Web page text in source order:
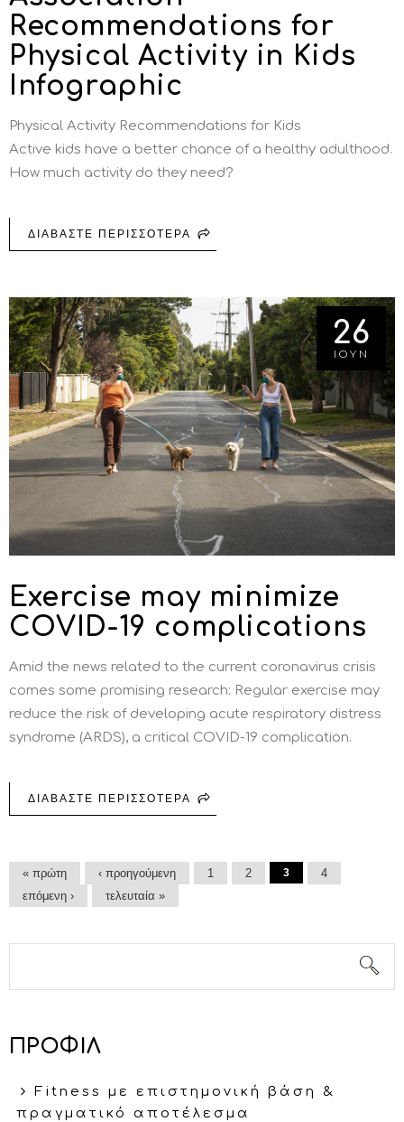
Recommendations for
Physical Activity in Kids
Infographic
Physical Activity Recommendations for Kids
Active kids have a better chance of a healthy adulthood.
How much activity do they need?
ΔΙΑΒΑΣΤΕ ΠΕΡΙΣΣΟΤΕΡΑ
ΓΙΑ AMERICAN HEART
26
ΙΟΥΝ
Exercise may minimize
COVID-19 complications
Amid the news related to the current coronavirus crisis
comes some promising research: Regular exercise may
reduce the risk of developing acute respiratory distress
syndrome (ARDS), a critical COVID-19 complication.
ΔΙΑΒΑΣΤΕ ΠΕΡΙΣΣΟΤΕΡΑ
ΓΙΑ EXERCISE MAY MINIMIZE
Σελίδες
« πρώτη ‹ προηγούμενη 1 2 3
4
επόμενη ›
τελευταία »
ΠΡΟΦΙΛ
Fitness με επιστημονική βάση &
πραγματικό αποτέλεσμα